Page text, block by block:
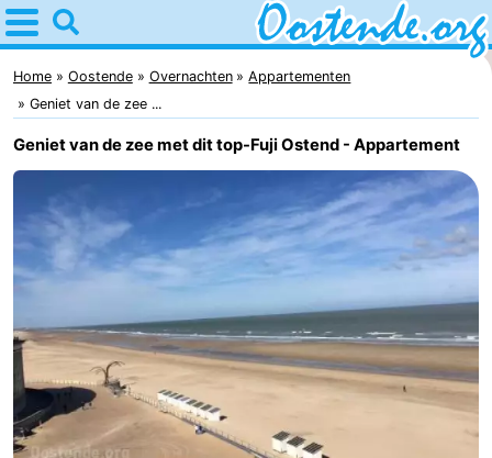
Home
Oostende
Tips
Voor
kinderen
Overnachten
Appartementen
Bed
(&
breakfasts)
Campings
Hotels
Home Oostende Overnachten
Appartementen
Geniet van de zee ...
Geniet van de zee met dit top-Fuji Ostend - Appartement